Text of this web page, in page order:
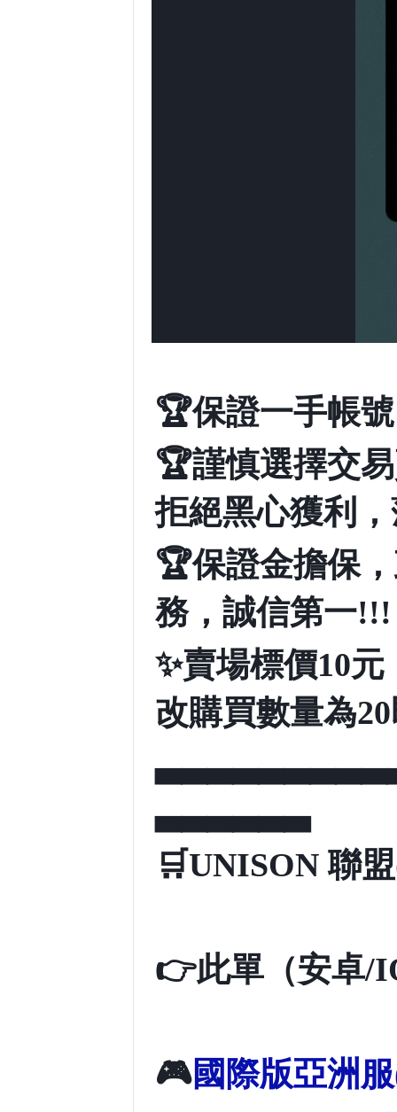
🏆保證一手帳
🏆謹慎選擇交
拒絕黑心獲利
🏆保證金擔保
務，誠信第一!!!
✨賣場標價10
改購買數量為
▃▃▃▃▃▃
🛒UNISON聯
👉此單（安卓/
🎮國際版亞洲